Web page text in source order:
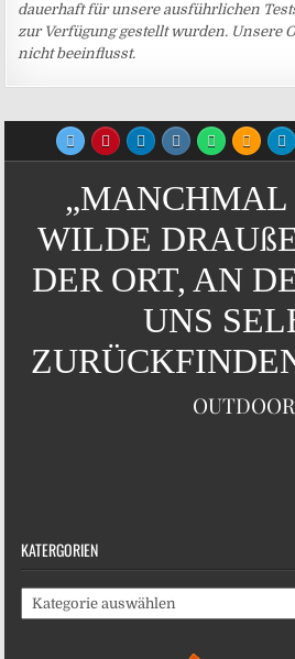
dauerhaft für unsere ausführlichen
zur Verfügung gestellt wurden. Unsere
nicht beeinflusst.
„MANCHMAL
WILDE
DER ORT, AN
UNS
KATERGORIEN
Katergorien